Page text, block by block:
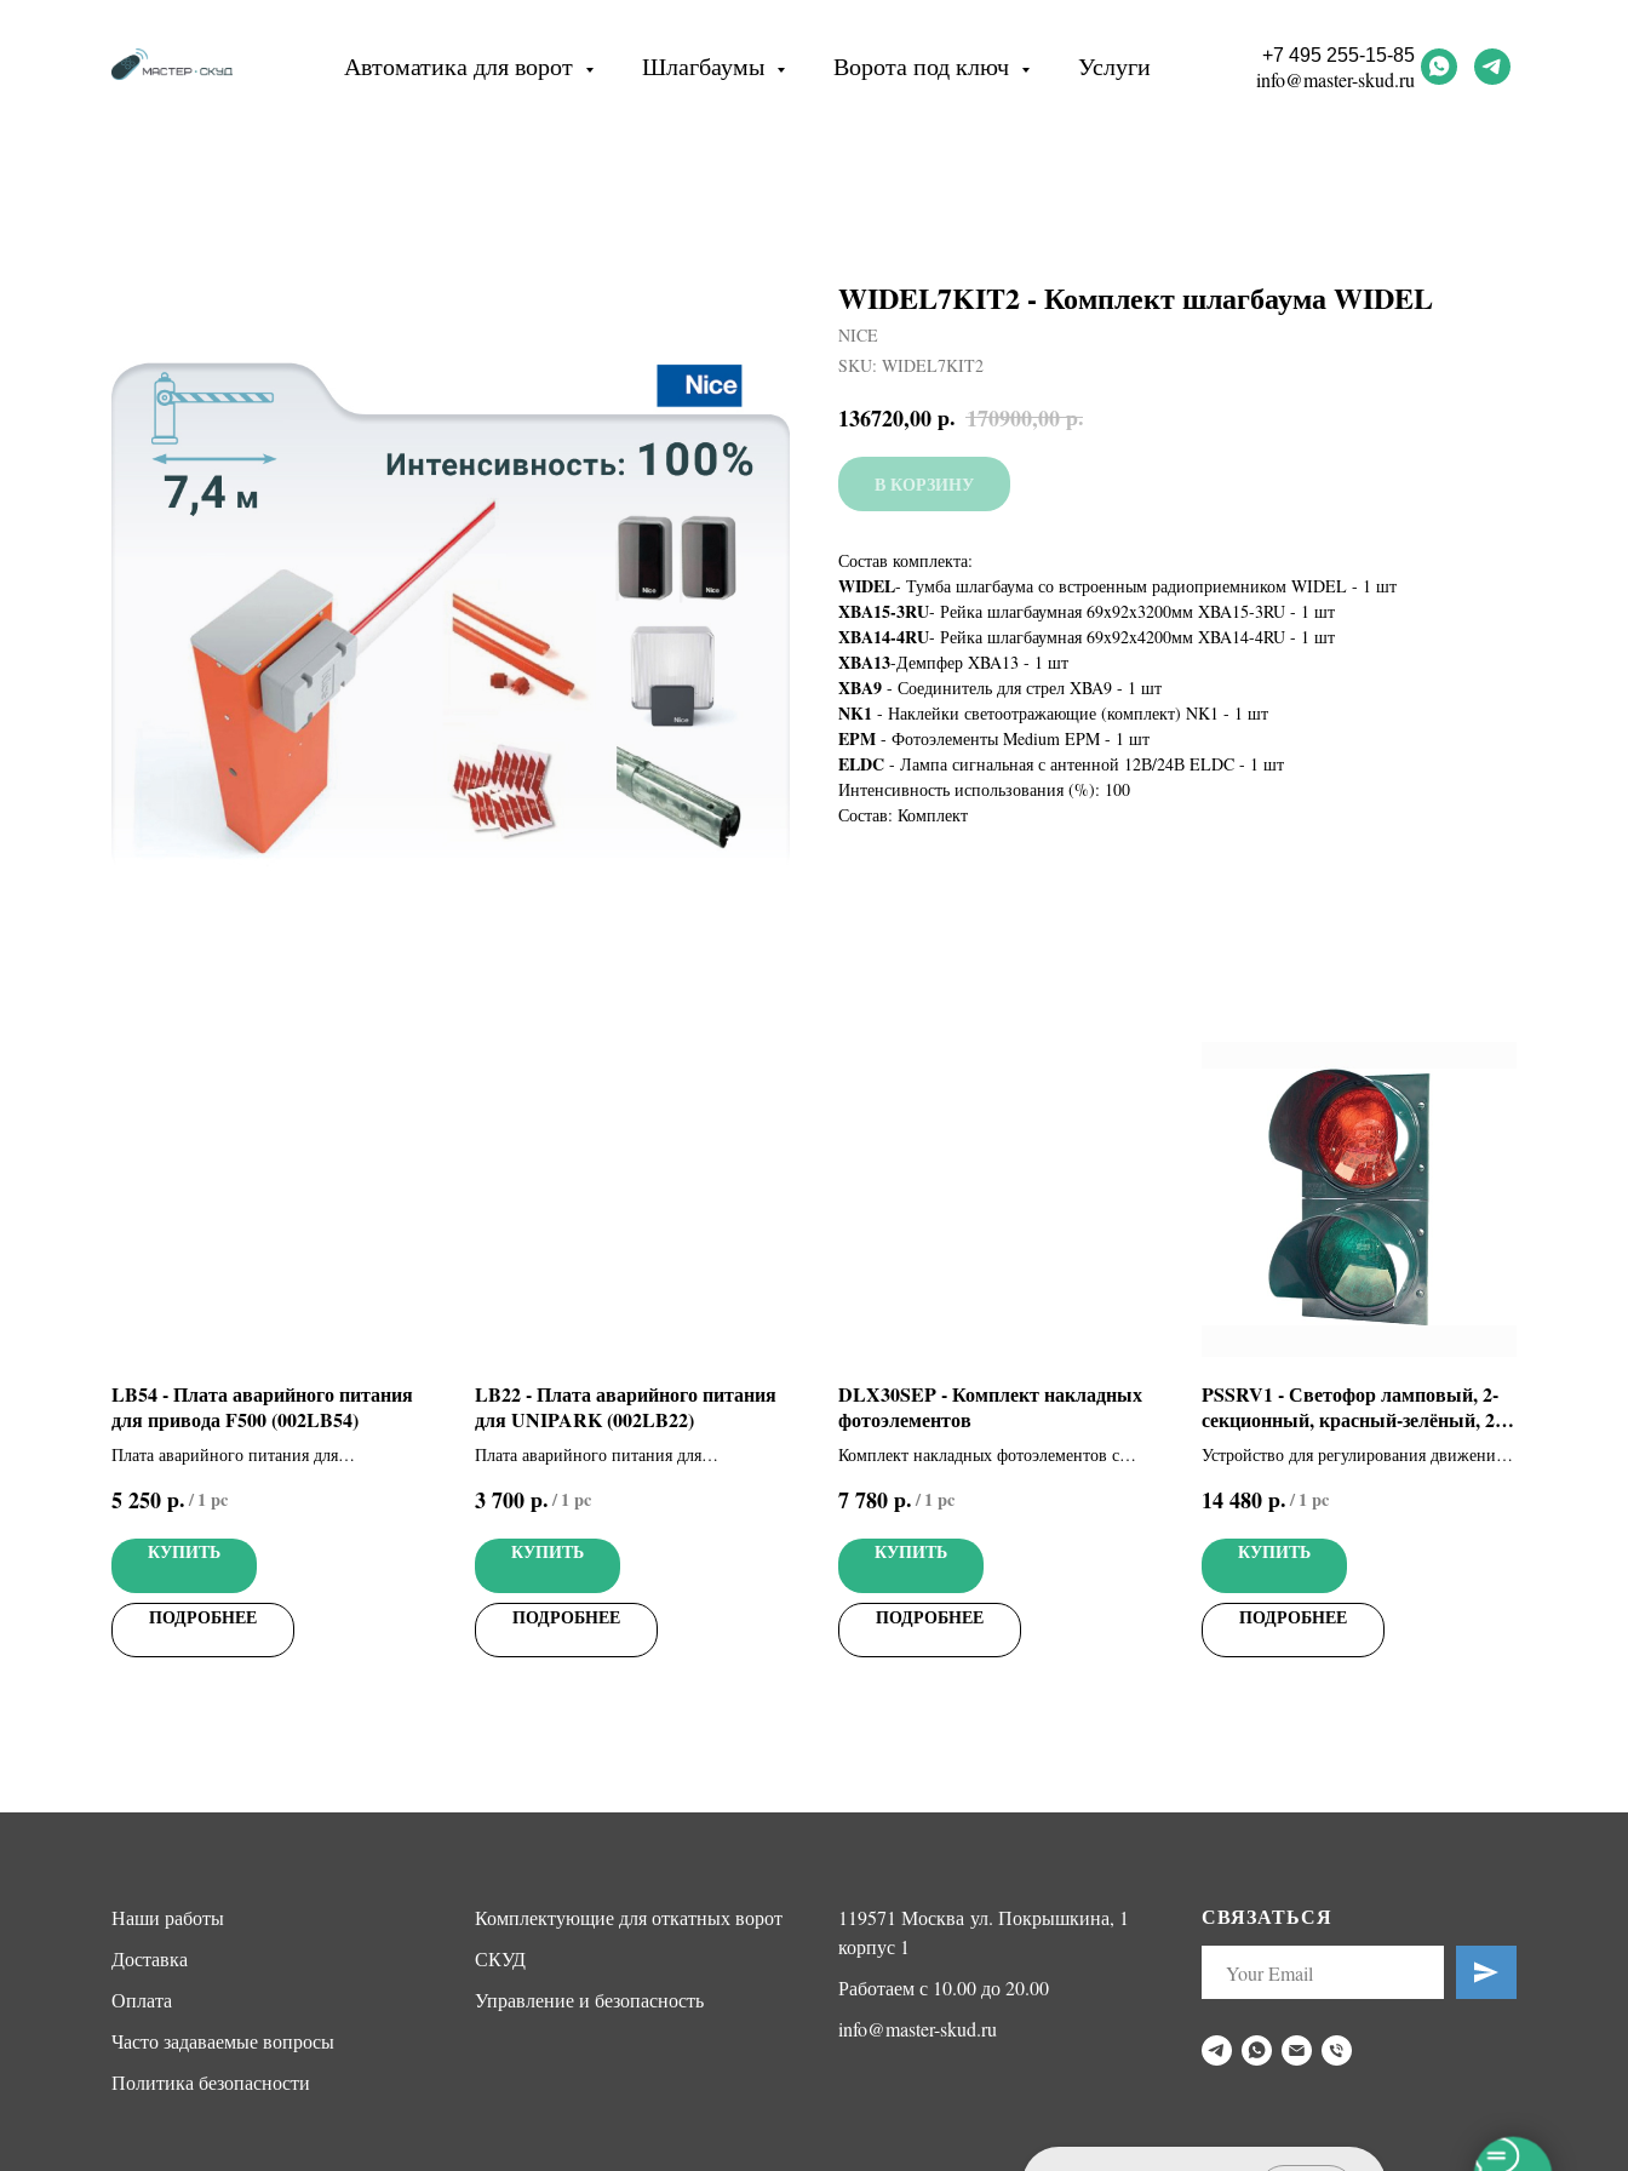
Автоматика для ворот Шлагбаумы Ворота под ключ Услуги +7 495 255-15-85
info@master-skud.ru
WIDEL7KIT2 - Комплект шлагбаума WIDEL
NICE
SKU: WIDEL7KIT2
136720,00р. 170900,00р.
В КОРЗИНУ
Состав комплекта:
WIDEL- Тумба шлагбаума со встроенным радиоприемником WIDEL - 1 шт
XBA15-3RU- Рейка шлагбаумная 69x92x3200мм XBA15-3RU - 1 шт
XBA14-4RU- Рейка шлагбаумная 69x92x4200мм XBA14-4RU - 1 шт
XBA13-Демпфер XBA13 - 1 шт
XBA9 - Соединитель для стрел XBA9 - 1 шт
NK1 - Наклейки светоотражающие (комплект) NK1 - 1 шт
EPM - Фотоэлементы Medium EPM - 1 шт
ELDC - Лампа сигнальная с антенной 12В/24В ELDC - 1 шт
Интенсивность использования (%): 100
Состав: Комплект
LB54 - Плата аварийного питания
для привода F500 (002LB54)
Плата аварийного питания для
Ач (не входят в комплект)
5 250р./1 pc
КУПИТЬ
ПОДРОБНЕЕ
LB22 - Плата аварийного питания
для UNIPARK (002LB22)
Плата аварийного питания для
Ач (не входят в комплект)
3 700р./1 pc
КУПИТЬ
ПОДРОБНЕЕ
DLX30SEP - Комплект накладных
фотоэлементов
Комплект накладных фотоэлементов с
лучей
7 780р./1 pc
КУПИТЬ
ПОДРОБНЕЕ
PSSRV1 - Светофор ламповый, 2-
секционный, красный-зелёный, 230
В (001PSSRV1)
Устройство для регулирования движения в
общественных местах
14 480р./1 pc
КУПИТЬ
ПОДРОБНЕЕ
Наши работы
Доставка
Оплата
Часто задаваемые вопросы
Политика безопасности
Комплектующие для откатных ворот
СКУД
Управление и безопасность
119571 Москва ул. Покрышкина, 1
корпус 1
Работаем с 10.00 до 20.00
info@master-skud.ru
СВЯЗАТЬСЯ